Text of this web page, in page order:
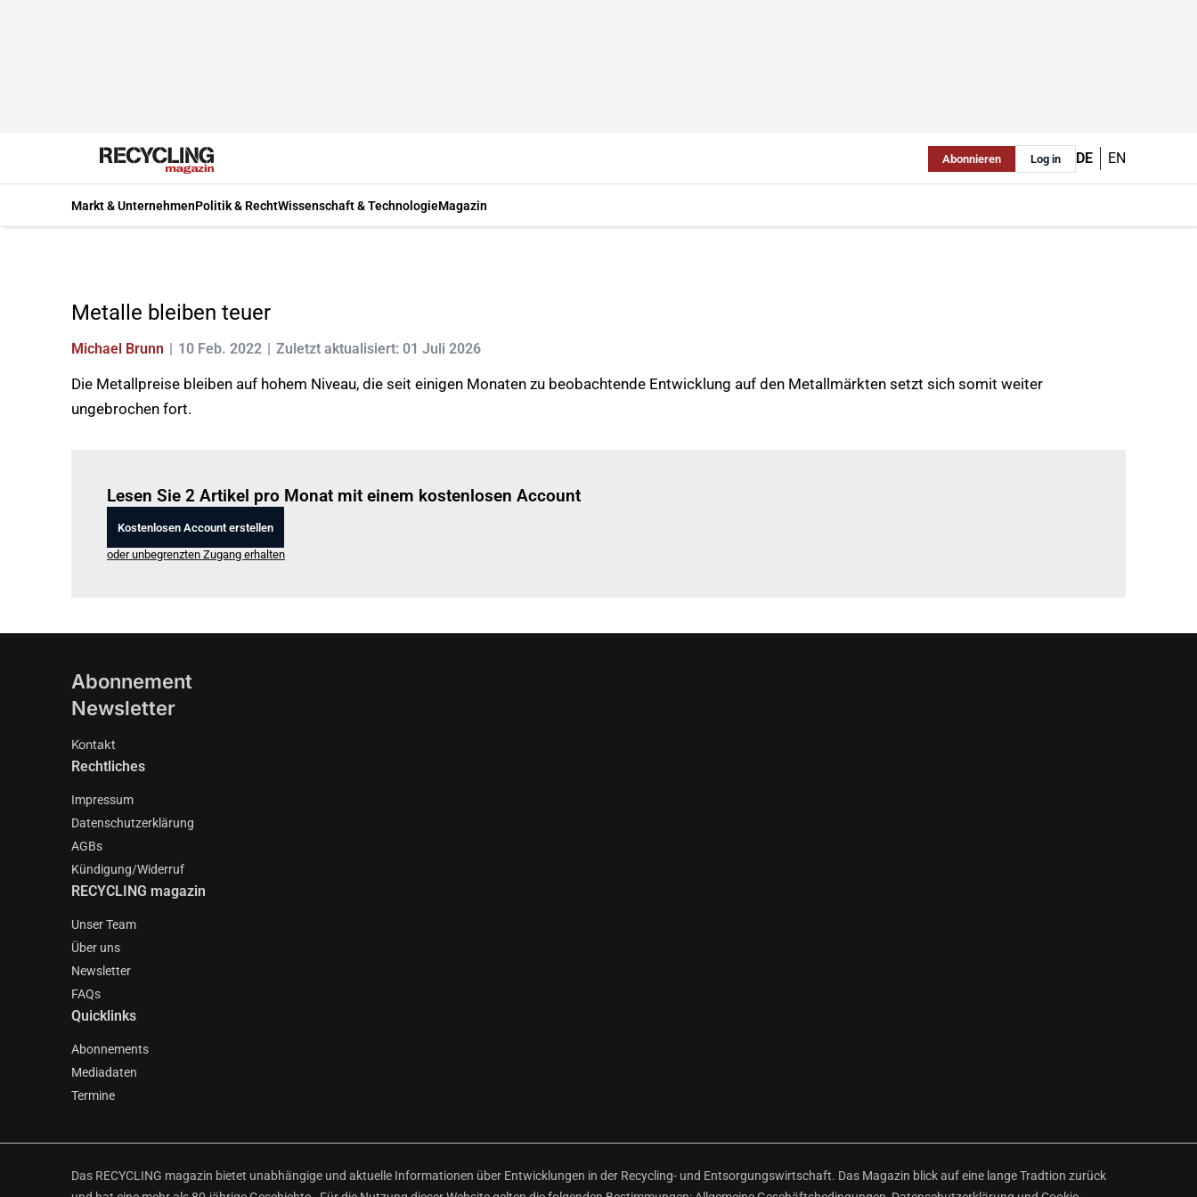
Abonnieren Log in DE EN
Markt & UnternehmenPolitik & RechtWissenschaft & TechnologieMagazin
Metalle bleiben teuer
Michael Brunn 10 Feb. 2022 Zuletzt aktualisiert: 01 Juli 2026
Die Metallpreise bleiben auf hohem Niveau, die seit einigen Monaten zu beobachtende Entwicklung auf den Metallmärkten setzt sich somit weiter
ungebrochen fort.
Lesen Sie 2 Artikel pro Monat mit einem kostenlosen Account
Kostenlosen Account erstellen
oder unbegrenzten Zugang erhalten
Abonnement
Newsletter
Kontakt
Rechtliches
Impressum
Datenschutzerklärung
AGBs
Kündigung/Widerruf
RECYCLING magazin
Unser Team
Über uns
Newsletter
FAQs
Quicklinks
Abonnements
Mediadaten
Termine
Das RECYCLING magazin bietet unabhängige und aktuelle Informationen über Entwicklungen in der Recycling- und Entsorgungswirtschaft. Das Magazin blick auf eine lange Tradtion zurück